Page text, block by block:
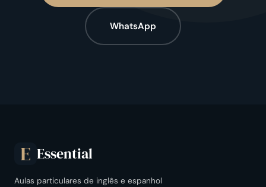
WhatsApp
E Essential
Aulas particulares de inglês e espanhol